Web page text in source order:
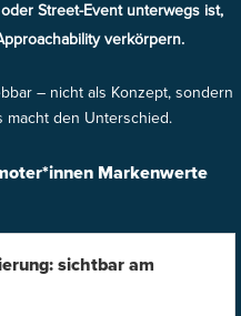
Street-Event unterwegs ist,
verkörpern.
– nicht als Konzept, sondern
macht den Unterschied.
Markenwerte
sichtbar am